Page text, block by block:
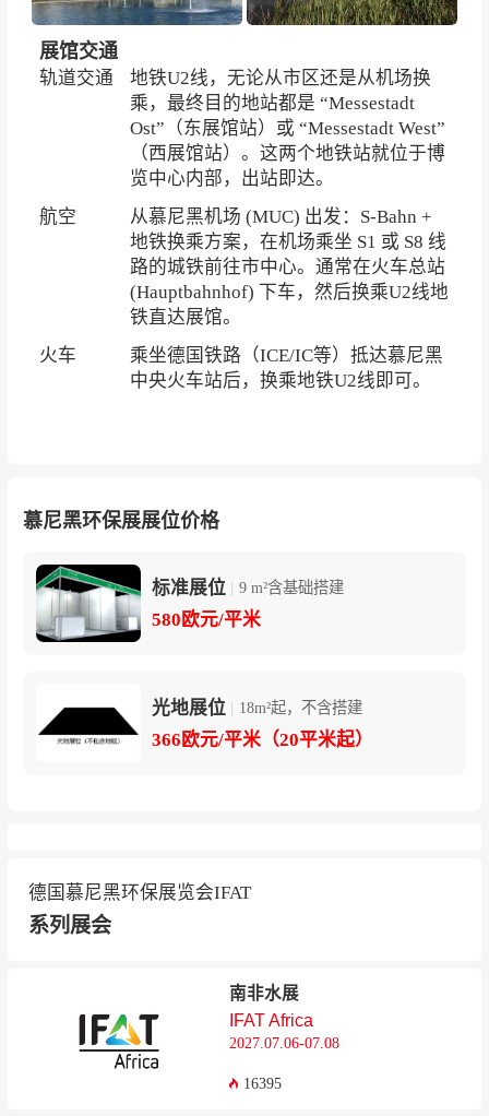
展馆交通
轨道交通
地铁U2线，无论从市区还是从机场换
乘，最终目的地站都是 “Messestadt
Ost”（东展馆站）或 “Messestadt West”
（西展馆站）。这两个地铁站就位于博
览中心内部，出站即达。
航空
从慕尼黑机场 (MUC) 出发：S-Bahn +
地铁换乘方案，在机场乘坐 S1 或 S8 线
路的城铁前往市中心。通常在火车总站
(Hauptbahnhof) 下车，然后换乘U2线地
铁直达展馆。
火车
乘坐德国铁路（ICE/IC等）抵达慕尼黑
中央火车站后，换乘地铁U2线即可。
慕尼黑环保展展位价格
标准展位 | 9 m²含基础搭建
580欧元/平米
光地展位 | 18m²起，不含搭建
366欧元/平米（20平米起）
德国慕尼黑环保展览会IFAT
系列展会
南非水展
IFAT Africa
2027.07.06-07.08
16395